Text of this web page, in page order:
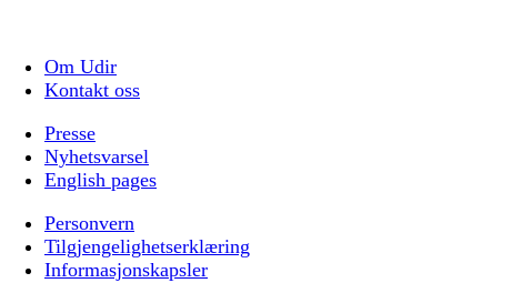
Om Udir
Kontakt oss
Presse
Nyhetsvarsel
English pages
Personvern
Tilgjengelighetserklæring
Informasjonskapsler